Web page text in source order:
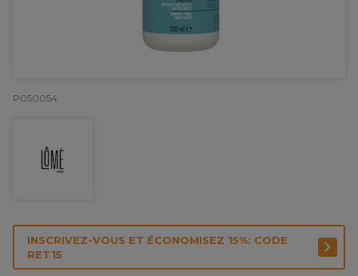
P050054
INSCRIVEZ-VOUS ET ÉCONOMISEZ 15%: CODE
RET15